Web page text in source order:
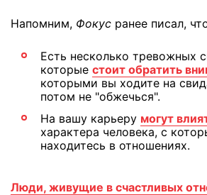
Напомним, Фокус ранее писал,
Есть несколько тревожных
которые стоит обратить
которыми вы ходите на
потом не "обжечься".
На вашу карьеру могут
характера человека, с
находитесь в отношениях.
Люди, живущие в счастливых